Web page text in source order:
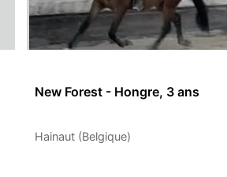
New Forest - Hongre, 3 ans
Hainaut (Belgique)